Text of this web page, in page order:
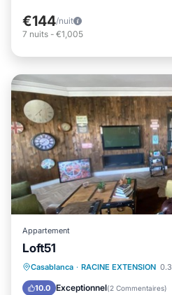
€144/nuit
7 nuits - €1,005
Appartement
Loft51
Casablanca · RACINE EXTENSION
10.0 Exceptionnel(2 Commentaires)
Balcon/Terrasse
Climatisation
Internet